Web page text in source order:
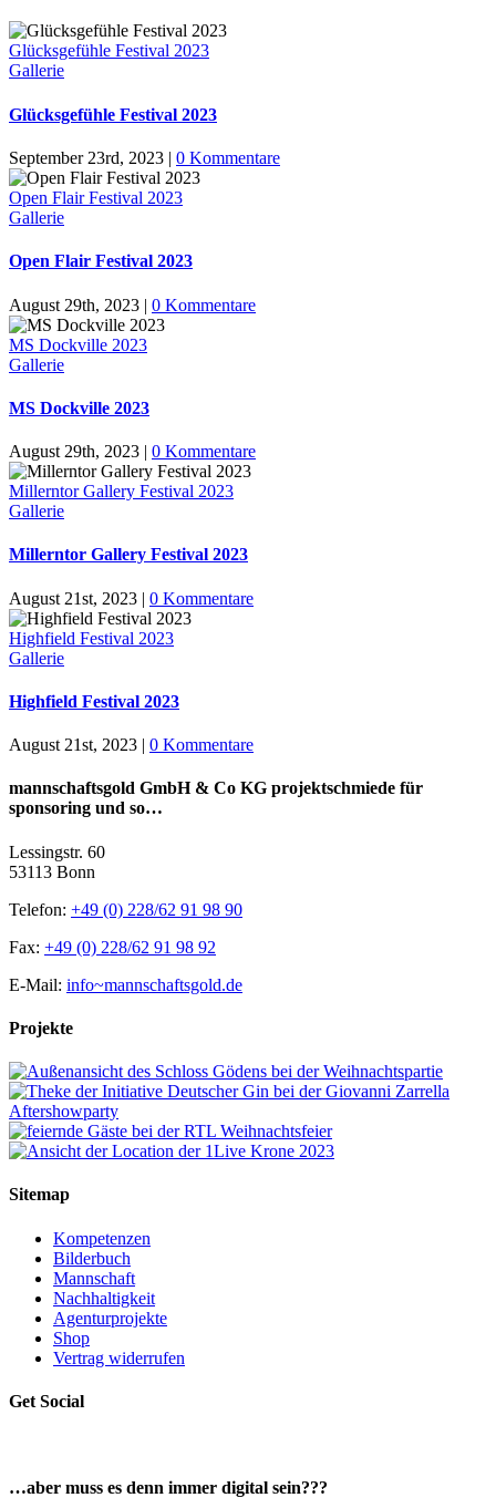
Glücksgefühle Festival 2023
Gallerie
Glücksgefühle Festival 2023
September 23rd, 2023 | 0 Kommentare
Open Flair Festival 2023
Gallerie
Open Flair Festival 2023
August 29th, 2023 | 0 Kommentare
MS Dockville 2023
Gallerie
MS Dockville 2023
August 29th, 2023 | 0 Kommentare
Millerntor Gallery Festival 2023
Gallerie
Millerntor Gallery Festival 2023
August 21st, 2023 | 0 Kommentare
Highfield Festival 2023
Gallerie
Highfield Festival 2023
August 21st, 2023 | 0 Kommentare
mannschaftsgold GmbH & Co KG projektschmiede für
sponsoring und so…
Lessingstr. 60
53113 Bonn
Telefon: +49 (0) 228/62 91 98 90
Fax: +49 (0) 228/62 91 98 92
E-Mail: info~mannschaftsgold.de
Projekte
Sitemap
Kompetenzen
Bilderbuch
Mannschaft
Nachhaltigkeit
Agenturprojekte
Shop
Vertrag widerrufen
Get Social
…aber muss es denn immer digital sein???